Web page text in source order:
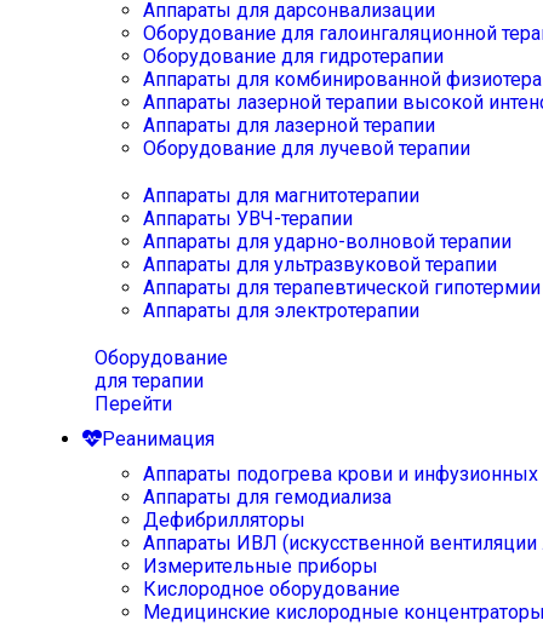
Аппараты для дарсонвализации
Оборудование для галоингаляционной
Оборудование для гидротерапии
Аппараты для комбинированной
Аппараты лазерной терапии высокой
Аппараты для лазерной терапии
Оборудование для лучевой терапии
Аппараты для магнитотерапии
Аппараты УВЧ-терапии
Аппараты для ударно-волновой терапии
Аппараты для ультразвуковой терапии
Аппараты для терапевтической
Аппараты для электротерапии
Оборудование
для терапии
Перейти
Реанимация
Аппараты подогрева крови и инфузионных
Аппараты для гемодиализа
Дефибрилляторы
Аппараты ИВЛ (искусственной вентиляции
Измерительные приборы
Кислородное оборудование
Медицинские кислородные